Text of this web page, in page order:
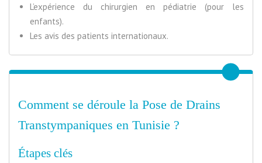
L’expérience du chirurgien en pédiatrie (pour les
enfants).
Les avis des patients internationaux.
Comment se déroule la Pose de Drains
Transtympaniques en Tunisie ?
Étapes clés